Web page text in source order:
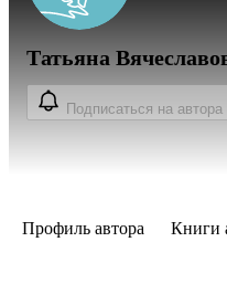
Татьяна
Подписаться на автора
Профиль автора Книги